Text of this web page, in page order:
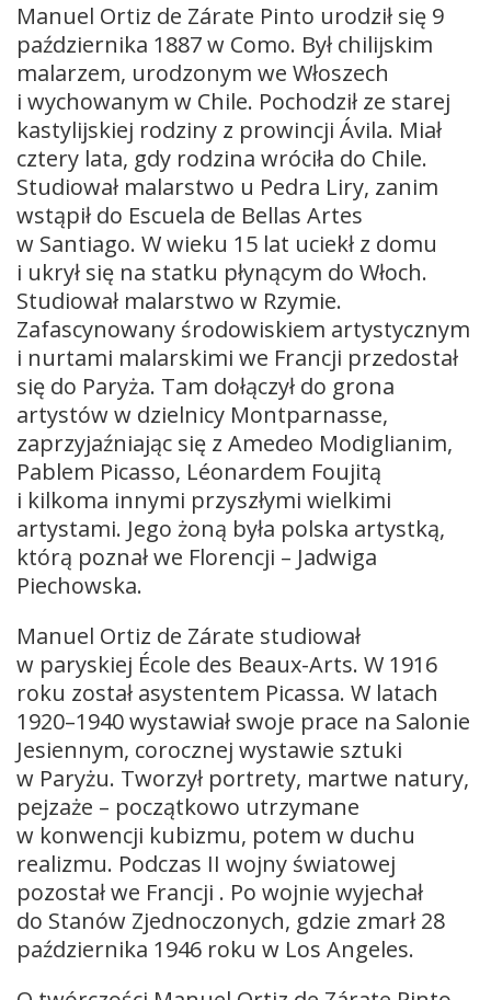
Manuel Ortiz de Zárate Pinto urodził się 9
października 1887 w Como. Był chilijskim
malarzem, urodzonym we Włoszech
i wychowanym w Chile. Pochodził ze starej
kastylijskiej rodziny z prowincji Ávila. Miał
cztery lata, gdy rodzina wróciła do Chile.
Studiował malarstwo u Pedra Liry, zanim
wstąpił do Escuela de Bellas Artes
w Santiago. W wieku 15 lat uciekł z domu
i ukrył się na statku płynącym do Włoch.
Studiował malarstwo w Rzymie.
Zafascynowany środowiskiem artystycznym
i nurtami malarskimi we Francji przedostał
się do Paryża. Tam dołączył do grona
artystów w dzielnicy Montparnasse,
zaprzyjaźniając się z Amedeo Modiglianim,
Pablem Picasso, Léonardem Foujitą
i kilkoma innymi przyszłymi wielkimi
artystami. Jego żoną była polska artystką,
którą poznał we Florencji – Jadwiga
Piechowska.
Manuel Ortiz de Zárate studiował
w paryskiej École des Beaux-Arts. W 1916
roku został asystentem Picassa. W latach
1920–1940 wystawiał swoje prace na Salonie
Jesiennym, corocznej wystawie sztuki
w Paryżu. Tworzył portrety, martwe natury,
pejzaże – początkowo utrzymane
w konwencji kubizmu, potem w duchu
realizmu. Podczas II wojny światowej
pozostał we Francji . Po wojnie wyjechał
do Stanów Zjednoczonych, gdzie zmarł 28
października 1946 roku w Los Angeles.